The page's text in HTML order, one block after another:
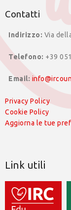
Contatti
Indirizzo: Via
Telefono: +39
Email:
Privacy Policy
Cookie Policy
Aggiorna le tue
Link utili